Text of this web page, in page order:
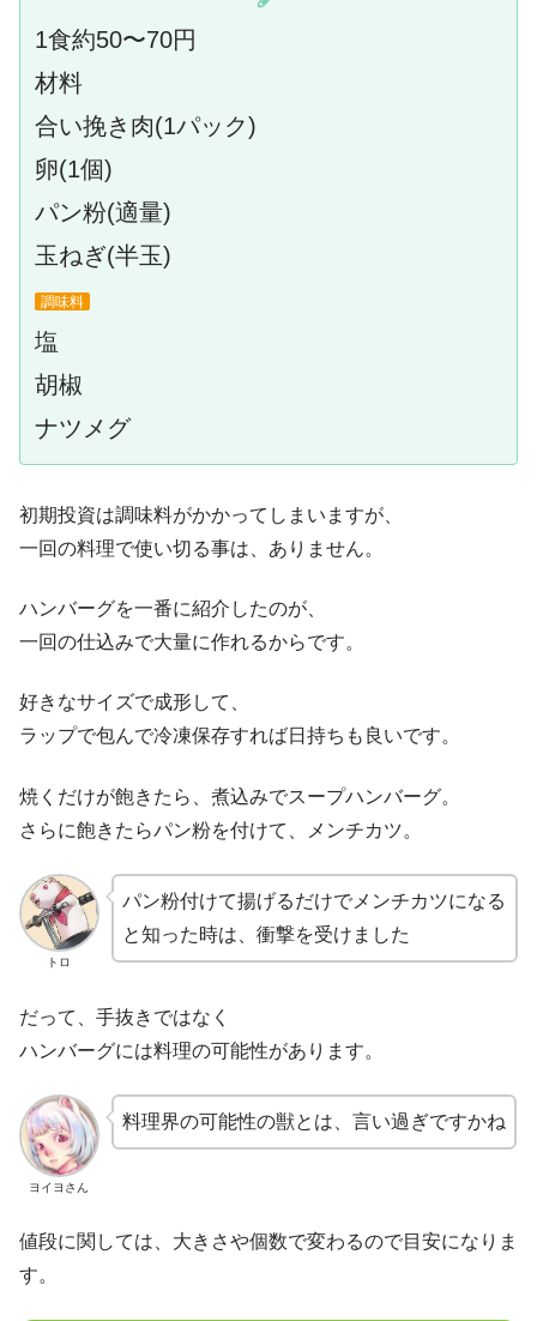
1食約50〜70円
材料
合い挽き肉(1パック)
卵(1個)
パン粉(適量)
玉ねぎ(半玉)
調味料
塩
胡椒
ナツメグ
初期投資は調味料がかかってしまいますが、
一回の料理で使い切る事は、ありません。
ハンバーグを一番に紹介したのが、
一回の仕込みで大量に作れるからです。
好きなサイズで成形して、
ラップで包んで冷凍保存すれば日持ちも良いです。
焼くだけが飽きたら、煮込みでスープハンバーグ。
さらに飽きたらパン粉を付けて、メンチカツ。
トロ
パン粉付けて揚げるだけでメンチカツになる
と知った時は、衝撃を受けました
だって、手抜きではなく
ハンバーグには料理の可能性があります。
ヨイヨさん
料理界の可能性の獣とは、言い過ぎですかね
値段に関しては、大きさや個数で変わるので目安になりま
す。